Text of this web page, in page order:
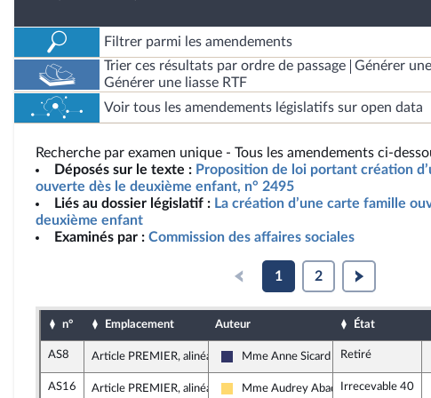
Filtrer parmi les amendements
Trier ces résultats par ordre de passage
Générer
Générer une liasse RTF
Voir tous les amendements législatifs sur open data
Recherche par examen unique - Tous les amendements ci-
Déposés sur le texte : Proposition de loi portant création
ouverte dès le deuxième enfant, n° 2495
Liés au dossier législatif : La création d’une carte famille
deuxième enfant
Examinés par : Commission des affaires sociales
1 2
n° Emplacement Auteur État
AS8 Article PREMIER, alinéa 2
Rassemblement National
Mme Anne Sicard Retiré
AS16 Article PREMIER, alinéa 2
Libertés, Indépendants, Outre-mer et
Mme Audrey Abadie-AmielIrrecevable 40